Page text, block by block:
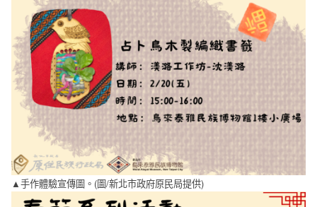
▲手作體驗宣傳圖。(圖/新北市政府原民局提供)